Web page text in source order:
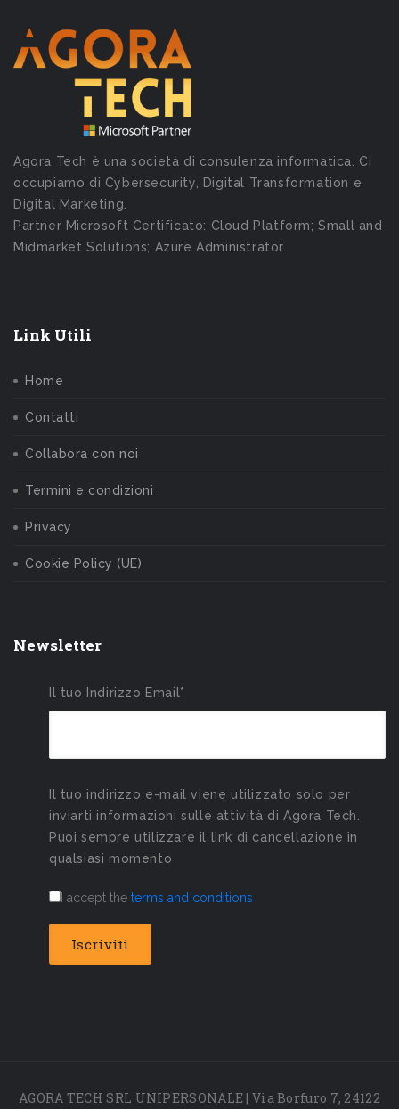
Agora Tech è una società di consulenza informatica. Ci
occupiamo di Cybersecurity, Digital Transformation e
Digital Marketing.
Partner Microsoft Certificato: Cloud Platform; Small and
Midmarket Solutions; Azure Administrator.
Link Utili
Home
Contatti
Collabora con noi
Termini e condizioni
Privacy
Cookie Policy (UE)
Newsletter
Il tuo Indirizzo Email*
Il tuo indirizzo e-mail viene utilizzato solo per
inviarti informazioni sulle attività di Agora Tech.
Puoi sempre utilizzare il link di cancellazione in
qualsiasi momento
I accept the terms and conditions
AGORA TECH SRL UNIPERSONALE | Via Borfuro 7, 24122